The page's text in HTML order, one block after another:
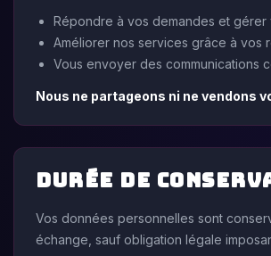
Répondre à vos demandes et
Améliorer nos services grâce à vos
Vous envoyer des communications
Nous ne partageons ni ne vendons
Durée de
Vos données personnelles sont
échange, sauf obligation légale